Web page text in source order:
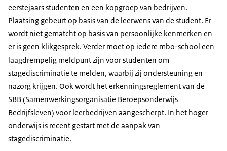
eerstejaars studenten en een kopgroep van bedrijven.
Plaatsing gebeurt op basis van de leerwens van de student. Er
wordt niet gematcht op basis van persoonlijke kenmerken en
er is geen klikgesprek. Verder moet op iedere mbo-school een
laagdrempelig meldpunt zijn voor studenten om
stagediscriminatie te melden, waarbij zij ondersteuning en
nazorg krijgen. Ook wordt het erkenningsreglement van de
SBB (Samenwerkingsorganisatie Beroepsonderwijs
Bedrijfsleven) voor leerbedrijven aangescherpt. In het hoger
onderwijs is recent gestart met de aanpak van
stagediscriminatie.